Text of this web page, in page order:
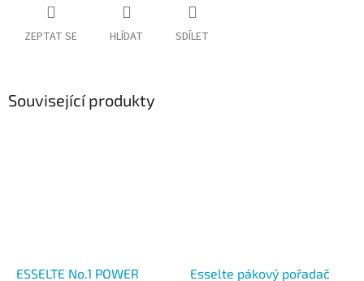
ZEPTAT SE HLÍDAT SDÍLET
Související produkty
ESSELTE No.1 POWER
Esselte pákový pořadač